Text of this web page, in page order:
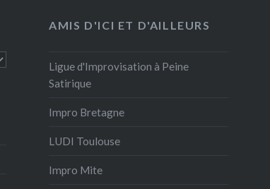
AMIS D'ICI ET D'AILLEURS
Ligue d'Improvisation à Peine
Satirique
Impro Bretagne
LUDI Toulouse
Impro Mite